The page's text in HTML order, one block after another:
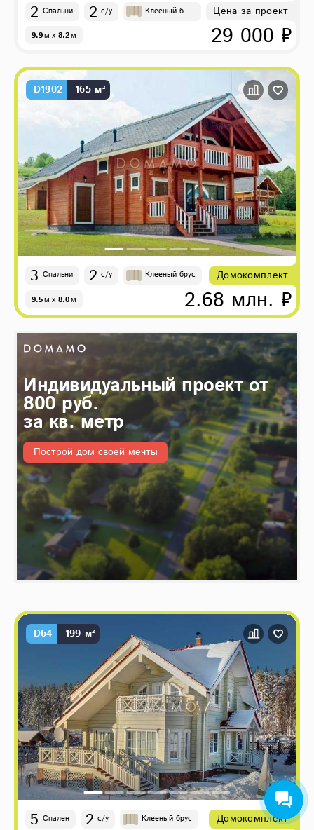
2 Спальни 2 с/у
Клееный бру
9.9м x 8.2м
Цена за проект
29 000 ₽
D1902 165 м²
3 Спальни 2 с/у Клееный брус
9.5м x 8.0м
Домокомплект
2.68 млн. ₽
Индивидуальный проект от
800 руб.
за кв. метр
Построй дом своей мечты
D64 199 м²
5 Спален 2 с/у Клееный брус Домокомплект